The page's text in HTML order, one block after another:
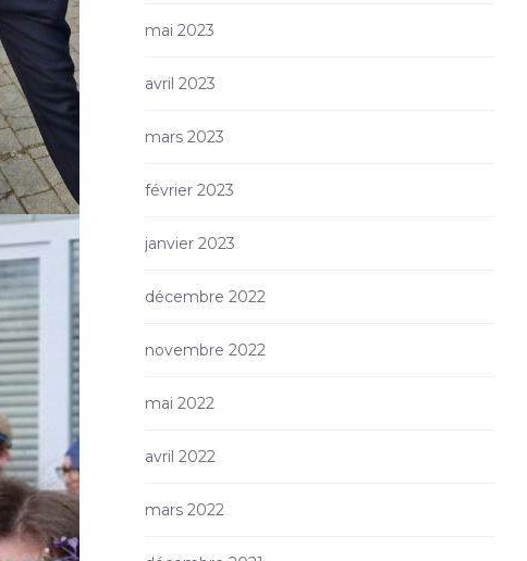
mai 2023
avril 2023
mars 2023
février 2023
janvier 2023
décembre 2022
novembre 2022
mai 2022
avril 2022
mars 2022